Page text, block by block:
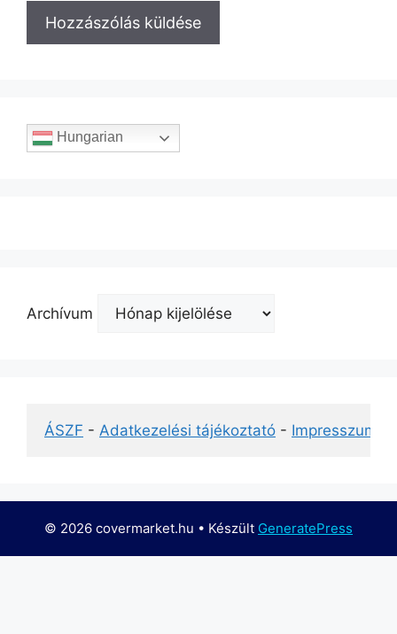
Hungarian
Archívum
ÁSZF - Adatkezelési tájékoztató - Impresszum
© 2026 covermarket.hu • Készült GeneratePress